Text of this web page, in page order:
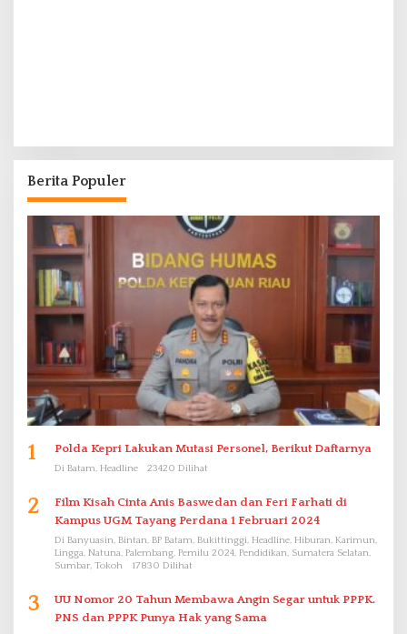
Berita Populer
1 Polda Kepri Lakukan Mutasi Personel, Berikut Daftarnya
Di Batam, Headline 23420 Dilihat
2
Film Kisah Cinta Anis Baswedan dan Feri Farhati di
Kampus UGM Tayang Perdana 1 Februari 2024
Di Banyuasin, Bintan, BP Batam, Bukittinggi, Headline, Hiburan, Karimun,
Lingga, Natuna, Palembang, Pemilu 2024, Pendidikan, Sumatera Selatan,
Sumbar, Tokoh
17830 Dilihat
3
UU Nomor 20 Tahun Membawa Angin Segar untuk PPPK.
PNS dan PPPK Punya Hak yang Sama